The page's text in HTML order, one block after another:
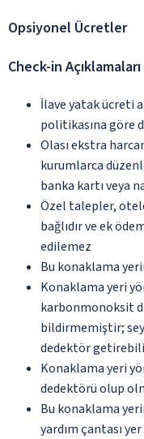
Opsiyonel Ücretler
Check-in Açıklamaları
İlave yatak ücreti
politikasına göre
Olası ekstra
kurumlarca
banka kartı veya
Özel talepler,
bağlıdır ve ek
edilemez
Bu konaklama
Konaklama yeri
karbonmonoksit
bildirmemiştir;
dedektör
Konaklama yeri
dedektörü olup
Bu konaklama
yardım çantası